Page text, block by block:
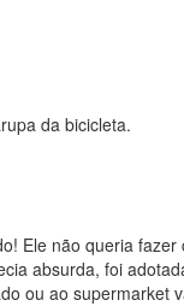
da bicicleta.
Ele não queria fazer
absurda, foi
ou ao supermarket